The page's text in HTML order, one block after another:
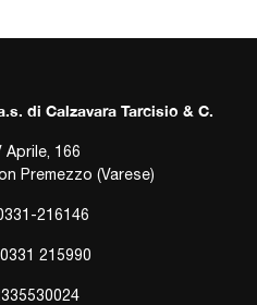
di Calzavara Tarcisio & C.
Aprile, 166
Premezzo (Varese)
216146
215990